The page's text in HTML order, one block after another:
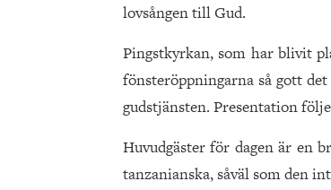
lovsången till Gud.
Pingstkyrkan, som har blivit
fönsteröppningarna så gott
gudstjänsten. Presentation
Huvudgäster för dagen är en
tanzanianska, såväl som den